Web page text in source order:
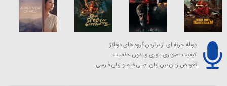
دوبله حرفه ای از برترین گروه های دوبلاژ
کیفیت تصویری بلوری و بدون حذفیات
تعویض زبان بین زبان اصلی فیلم و زبان فارسی